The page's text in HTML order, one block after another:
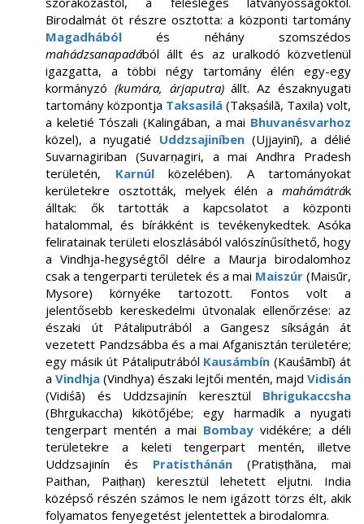
Birodalmát öt részre osztotta: a központi tartomány
Magadhából és néhány szomszédos
mahádzsanapadából állt és az uralkodó közvetlenül
igazgatta, a többi négy tartomány élén egy-egy
kormányzó (kumára, árjaputra)állt. Az északnyugati
tartomány központja Taksasilá (Takṣaśilā, Taxila) volt,
a keletié Tószali (Kalingában, a mai Bhuvanésvarhoz
közel), a nyugatié Uddzsajiníben(Ujjayinī), a délié
Suvarnagiriban (Suvarṇagiri, a mai Andhra Pradesh
területén, Karnúlközelében). A tartományokat
kerületekre osztották, melyek élén a mahámátrák
álltak: ők tartották a kapcsolatot a központi
hatalommal, és bírákként is tevékenykedtek. Asóka
feliratainak területi eloszlásából valószínűsíthető, hogy
a Vindhja-hegységtől délre a Maurja birodalomhoz
csak a tengerparti területek és a mai Maiszúr(Maisūr,
Mysore) környéke tartozott. Fontos volt a
jelentősebb kereskedelmi útvonalak ellenőrzése: az
északi út Pátaliputrából a Gangesz síkságán át
vezetett Pandzsábba és a mai Afganisztán területére;
egy másik út Pátaliputrából Kausámbín (Kauśāmbī) át
a Vindhja (Vindhya) északi lejtői mentén, majd Vidisán
(Vidiśā) és Uddzsajinín keresztül Bhrigukaccsha
(Bhṛgukaccha) kikötőjébe; egy harmadik a nyugati
tengerpart mentén a mai Bombay vidékére; a déli
területekre a keleti tengerpart mentén, illetve
Uddzsajinín és Pratisthánán (Pratiṣṭhāna, mai
Paithan, Paiṭhaṇ) keresztül lehetett eljutni. India
középső részén számos le nem igázott törzs élt, akik
folyamatos fenyegetést jelentettek a birodalomra.